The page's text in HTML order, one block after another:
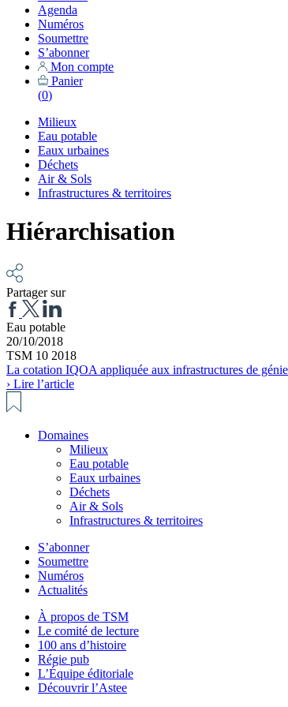
Agenda
Numéros
Soumettre
S’abonner
Mon compte
Panier
(0)
Milieux
Eau potable
Eaux urbaines
Déchets
Air & Sols
Infrastructures & territoires
Hiérarchisation
Partager sur
Eau potable
20/10/2018
TSM 10 2018
La cotation IQOA appliquée aux infrastructures de
› Lire l’article
Domaines
Milieux
Eau potable
Eaux urbaines
Déchets
Air & Sols
Infrastructures & territoires
S’abonner
Soumettre
Numéros
Actualités
À propos de TSM
Le comité de lecture
100 ans d’histoire
Régie pub
L’Équipe éditoriale
Découvrir l’Astee